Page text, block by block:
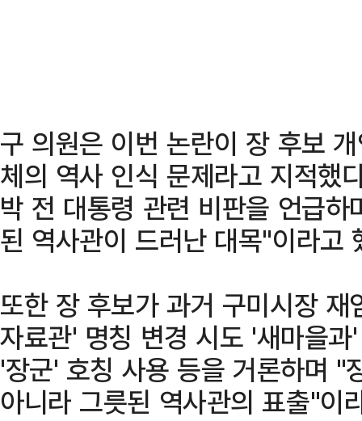
구 의원은 이번 논란이 장 후보
체의 역사 인식 문제라고 지적했
박 전 대통령 관련 비판을 언급
된 역사관이 드러난 대목"이라고
또한 장 후보가 과거 구미시장
자료관' 명칭 변경 시도 '새마을
'장군' 호칭 사용 등을 거론하며 "
아니라 그릇된 역사관의 표출"이